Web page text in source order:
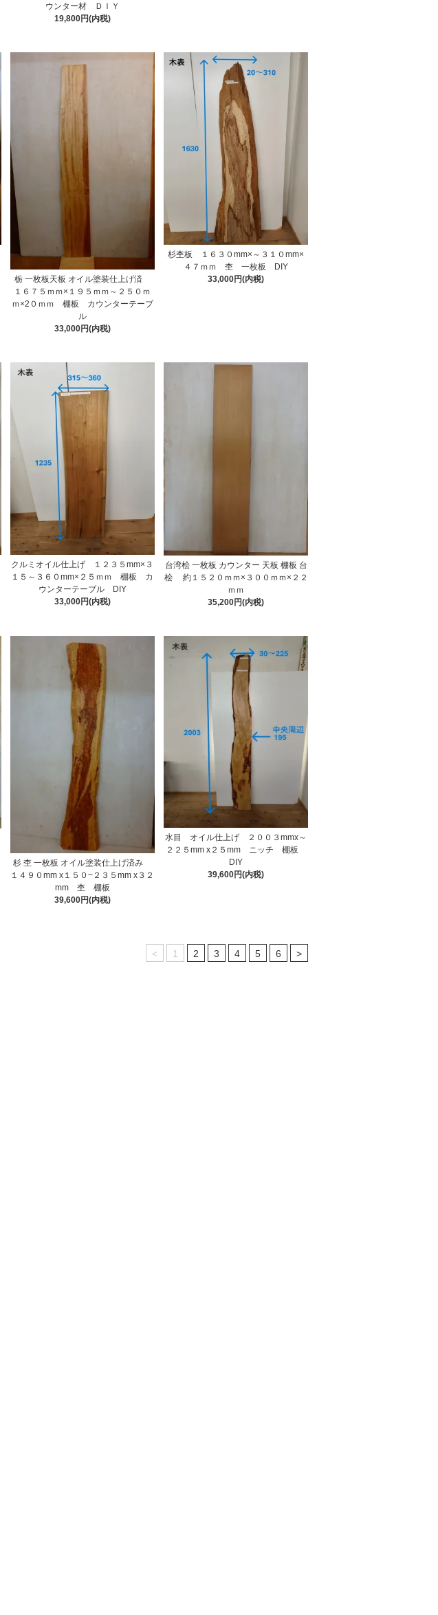
ウンター材 ＤＩＹ
19,800円(内税)
栃 一枚板天板 オイル塗装仕上げ済
１６７５ｍｍ×１９５ｍｍ～２５０ｍ
ｍ×2０ｍｍ 棚板 カウンターテーブ
ル
33,000円(内税)
杉杢板 １６３０mm×～３１０mm×
４７ｍｍ 杢 一枚板 DIY
33,000円(内税)
クルミオイル仕上げ １２３５mm×３
１５～３６０mm×２５ｍｍ 棚板 カ
ウンターテーブル DIY
33,000円(内税)
台湾桧 一枚板 カウンター 天板 棚板 台
桧 約１５２０ｍｍ×３００ｍｍ×２２
ｍｍ
35,200円(内税)
杉 杢 一枚板 オイル塗装仕上げ済み
１４９０mm x１５０~２３５mm x３２
mm 杢 棚板
39,600円(内税)
水目 オイル仕上げ ２００３mmx～
２２５mm x２５mm ニッチ 棚板
DIY
39,600円(内税)
< 1 2 3 4 5 6 >